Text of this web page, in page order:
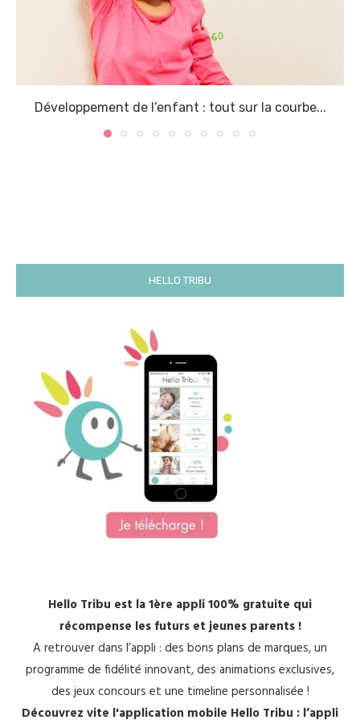
Développement de l’enfant : tout sur la courbe...
HELLO TRIBU
Hello Tribu est la 1ère appli 100% gratuite qui
récompense les futurs et jeunes parents !
A retrouver dans l’appli : des bons plans de marques, un
programme de fidélité innovant, des animations exclusives,
des jeux concours et une timeline personnalisée !
Découvrez vite l'application mobile Hello Tribu : l’appli